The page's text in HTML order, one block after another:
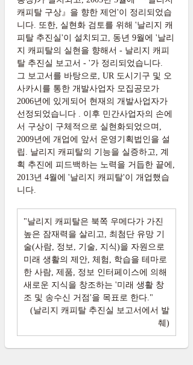
캐피탈 구상』을 향한 제언'이 정리되었습
니다. 또한, 실현화 검토를 위해 '날리지 캐
피탈 추진실'이 설치되고, 동년 9월에 '날리
지 캐피탈의 실현을 향해서 - 날리지 캐피
탈 추진실 보고서 - '가 정리되었습니다.
그 보고서를 바탕으로, UR 도시기구 및 오
사카시를 통한 개발사업자 모집공모가
2006년에 있게되어 현재의 개발사업자가
선정되었습니다 . 이후 민간사업자의 손에
서 구상이 구체적으로 실현화되었으며,
2009년에 개업에 앞서 운영기획법인을 설
립. 날리지 캐피탈의 기능을 실증하고, 계
획 추진에 피드백하는 노력을 거듭한 끝에,
2013년 4월에 '날리지 캐피탈'이 개업했습
니다.
"날리지 캐피탈은 북쪽 우메다가 가진
높은 잠재력을 살리고, 최첨단 유망 기
술(사람, 정보, 기술, 지식)을 자원으로
미래 생활의 제안, 체험, 학습을 테마로
한 사람, 제품, 정보 인터페이스에 의해
새로운 지식을 창조하는 '미래 생활 창
조 및 송수신 거점'을 목표로 한다."
(날리지 캐피탈 추진실 보고서에서 발
췌)